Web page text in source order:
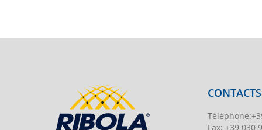
CONTACTS
Téléphone:
Fax: +39 030